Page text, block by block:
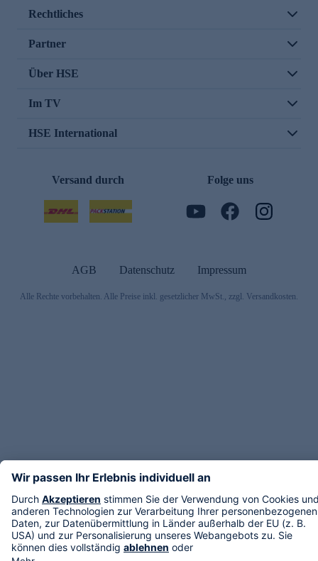
Rechtliches
Partner
Über HSE
Im TV
HSE International
Versand durch Folge uns
AGB Datenschutz Impressum
Alle Rechte vorbehalten. Alle Preise inkl. gesetzlicher MwSt., zzgl. Versandkosten.